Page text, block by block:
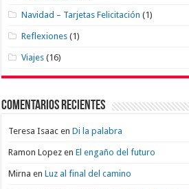
Navidad – Tarjetas Felicitación (1)
Reflexiones (1)
Viajes (16)
Comentarios recientes
Teresa Isaac enDi la palabra
Ramon Lopez enEl engaño del futuro
Mirna enLuz al final del camino